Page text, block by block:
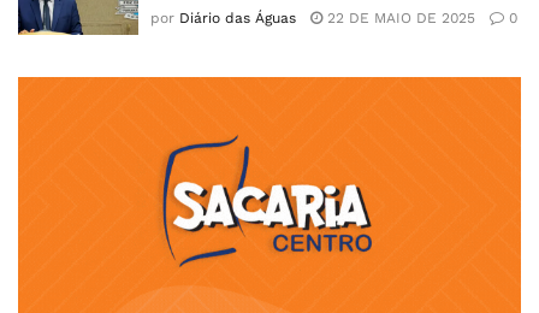
por Diário das Águas 22 DE MAIO DE 2025 0